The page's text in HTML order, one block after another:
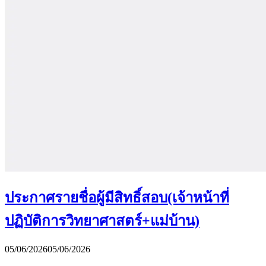
ประกาศรายชื่อผู้มีสิทธิ์สอบ(เจ้าหน้าที่
ปฏิบัติการวิทยาศาสตร์+แม่บ้าน)
05/06/202605/06/2026